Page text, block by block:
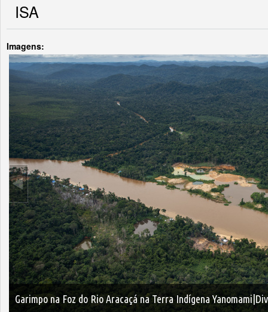
ISA
Imagens:
Garimpo na Foz do Rio Aracaçá na Terra Indígena